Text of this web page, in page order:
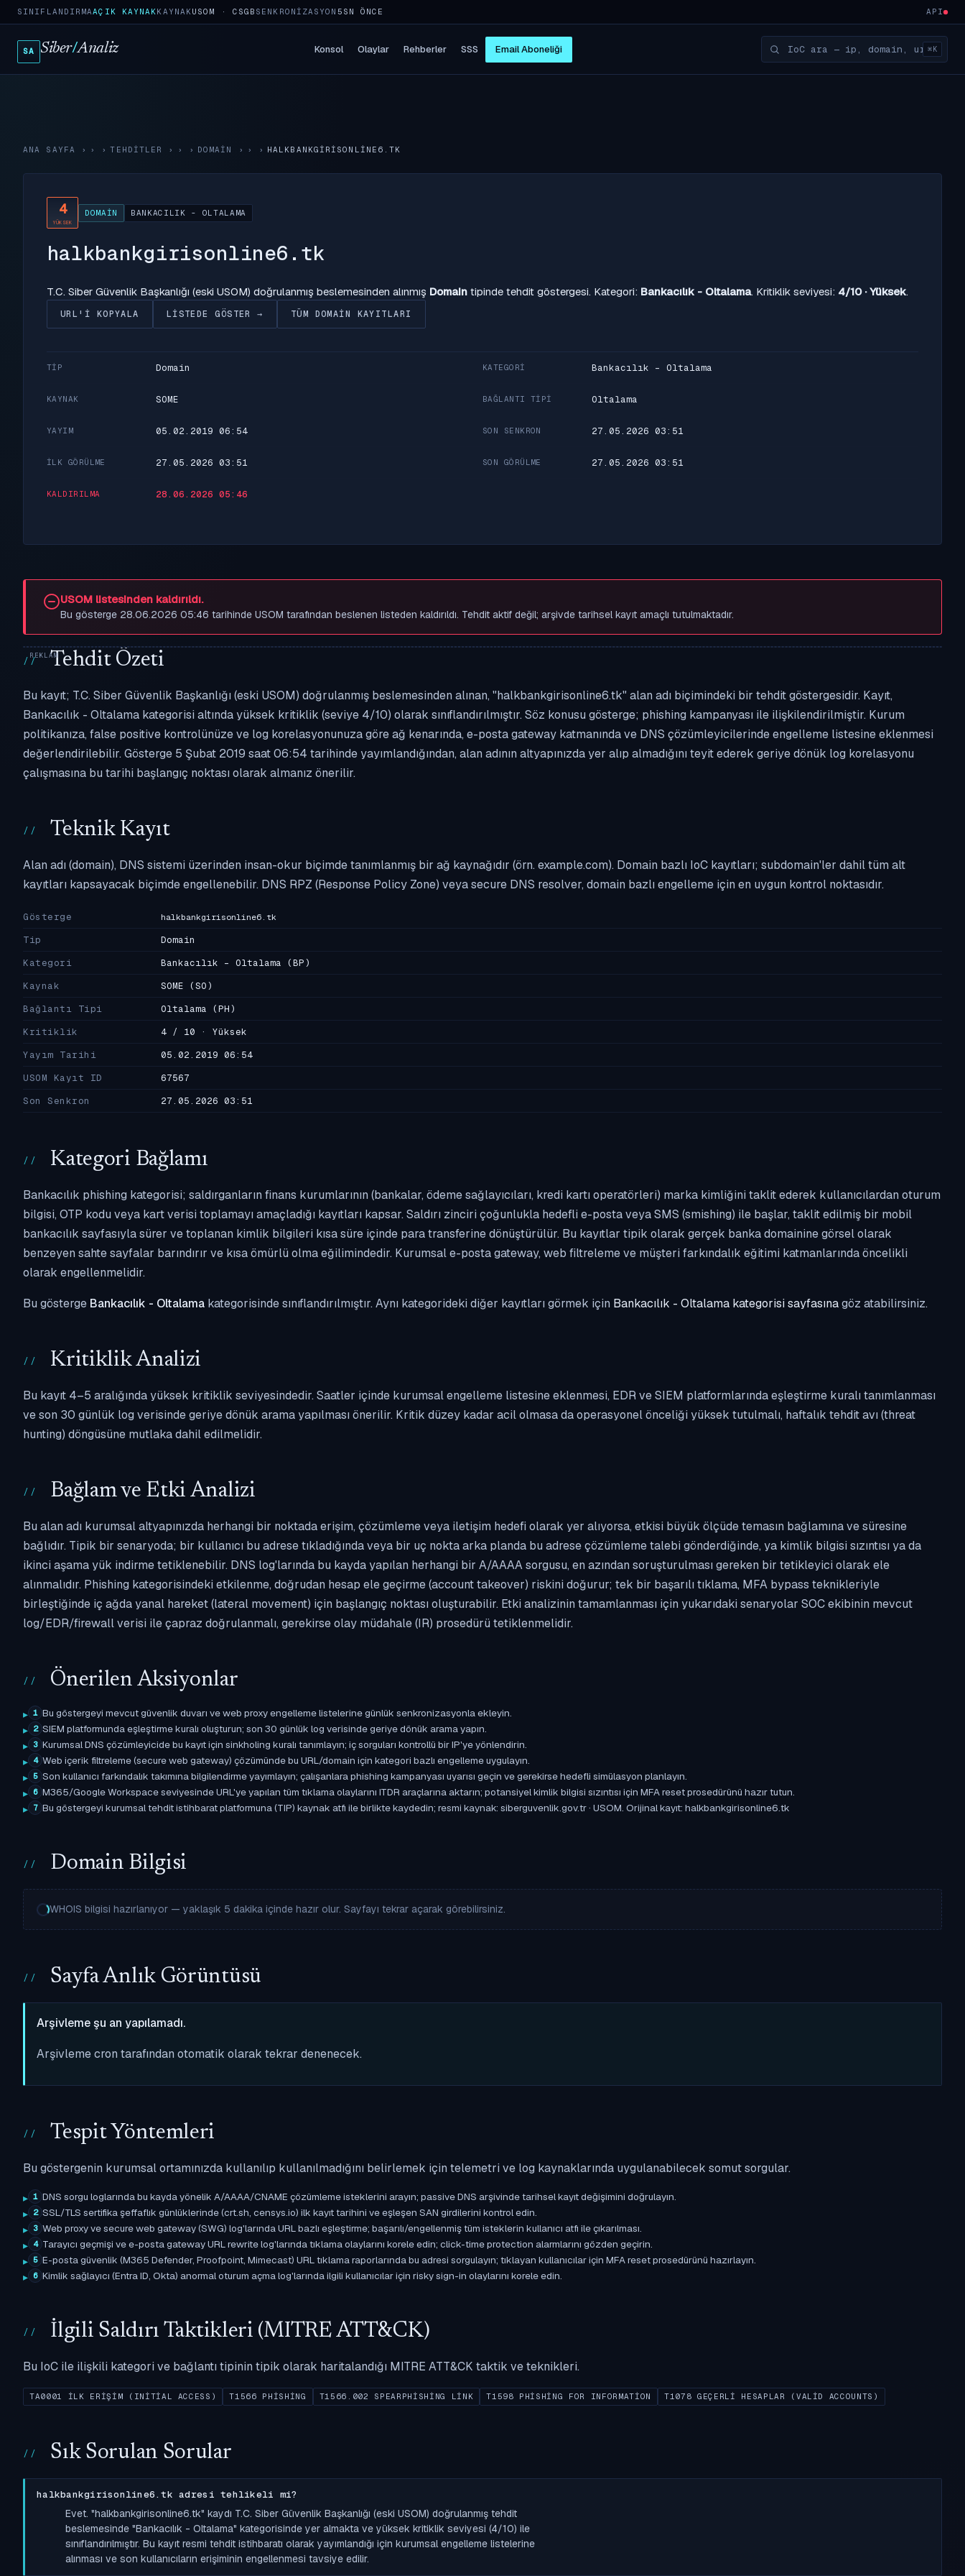
SINIFLANDIRMAAÇIK KAYNAKKAYNAKUSOM · CSGB SENKRONIZASYON 5SN ÖNCE API
SA Siber/Analiz Konsol Olaylar Rehberler SSS Email Aboneliği ⌘K
ANA SAYFA › TEHDITLER › DOMAIN › HALKBANKGIRISONLINE6.TK
4
YÜKSEK
DOMAIN BANKACILIK - OLTALAMA
halkbankgirisonline6.tk
T.C. Siber Güvenlik Başkanlığı (eski USOM) doğrulanmış beslemesinden alınmış Domain tipinde tehdit göstergesi. Kategori: Bankacılık - Oltalama. Kritiklik seviyesi: 4/10 · Yüksek.
URL'I KOPYALA LISTEDE GÖSTER → TÜM DOMAIN KAYITLARI
TIP Domain KATEGORI Bankacılık - Oltalama
KAYNAK SOME BAĞLANTI TIPI Oltalama
YAYIM 05.02.2019 06:54 SON SENKRON 27.05.2026 03:51
İLK GÖRÜLME 27.05.2026 03:51 SON GÖRÜLME 27.05.2026 03:51
KALDIRILMA 28.06.2026 05:46
USOM listesinden kaldırıldı.
Bu gösterge 28.06.2026 05:46 tarihinde USOM tarafından beslenen listeden kaldırıldı. Tehdit aktif değil; arşivde tarihsel kayıt amaçlı tutulmaktadır.
Tehdit Özeti
Bu kayıt; T.C. Siber Güvenlik Başkanlığı (eski USOM) doğrulanmış beslemesinden alınan, "halkbankgirisonline6.tk" alan adı biçimindeki bir tehdit göstergesidir. Kayıt,
Bankacılık - Oltalama kategorisi altında yüksek kritiklik (seviye 4/10) olarak sınıflandırılmıştır. Söz konusu gösterge; phishing kampanyası ile ilişkilendirilmiştir. Kurum
politikanıza, false positive kontrolünüze ve log korelasyonunuza göre ağ kenarında, e-posta gateway katmanında ve DNS çözümleyicilerinde engelleme listesine eklenmesi
değerlendirilebilir. Gösterge 5 Şubat 2019 saat 06:54 tarihinde yayımlandığından, alan adının altyapınızda yer alıp almadığını teyit ederek geriye dönük log korelasyonu
çalışmasına bu tarihi başlangıç noktası olarak almanız önerilir.
Teknik Kayıt
Alan adı (domain), DNS sistemi üzerinden insan-okur biçimde tanımlanmış bir ağ kaynağıdır (örn. example.com). Domain bazlı IoC kayıtları; subdomain'ler dahil tüm alt
kayıtları kapsayacak biçimde engellenebilir. DNS RPZ (Response Policy Zone) veya secure DNS resolver, domain bazlı engelleme için en uygun kontrol noktasıdır.
Gösterge halkbankgirisonline6.tk
Tip
Domain
Kategori
Bankacılık - Oltalama (BP)
Kaynak
SOME (SO)
Bağlantı Tipi
Oltalama (PH)
Kritiklik
4 / 10 · Yüksek
Yayım Tarihi
05.02.2019 06:54
USOM Kayıt ID
67567
Son Senkron
27.05.2026 03:51
Kategori Bağlamı
Bankacılık phishing kategorisi; saldırganların finans kurumlarının (bankalar, ödeme sağlayıcıları, kredi kartı operatörleri) marka kimliğini taklit ederek kullanıcılardan oturum
bilgisi, OTP kodu veya kart verisi toplamayı amaçladığı kayıtları kapsar. Saldırı zinciri çoğunlukla hedefli e-posta veya SMS (smishing) ile başlar, taklit edilmiş bir mobil
bankacılık sayfasıyla sürer ve toplanan kimlik bilgileri kısa süre içinde para transferine dönüştürülür. Bu kayıtlar tipik olarak gerçek banka domainine görsel olarak
benzeyen sahte sayfalar barındırır ve kısa ömürlü olma eğilimindedir. Kurumsal e-posta gateway, web filtreleme ve müşteri farkındalık eğitimi katmanlarında öncelikli
olarak engellenmelidir.
Bu gösterge Bankacılık - Oltalama kategorisinde sınıflandırılmıştır. Aynı kategorideki diğer kayıtları görmek için Bankacılık - Oltalama kategorisi sayfasınagöz atabilirsiniz.
Kritiklik Analizi
Bu kayıt 4–5 aralığında yüksek kritiklik seviyesindedir. Saatler içinde kurumsal engelleme listesine eklenmesi, EDR ve SIEM platformlarında eşleştirme kuralı tanımlanması
ve son 30 günlük log verisinde geriye dönük arama yapılması önerilir. Kritik düzey kadar acil olmasa da operasyonel önceliği yüksek tutulmalı, haftalık tehdit avı (threat
hunting) döngüsüne mutlaka dahil edilmelidir.
Bağlam ve Etki Analizi
Bu alan adı kurumsal altyapınızda herhangi bir noktada erişim, çözümleme veya iletişim hedefi olarak yer alıyorsa, etkisi büyük ölçüde temasın bağlamına ve süresine
bağlıdır. Tipik bir senaryoda; bir kullanıcı bu adrese tıkladığında veya bir uç nokta arka planda bu adrese çözümleme talebi gönderdiğinde, ya kimlik bilgisi sızıntısı ya da
ikinci aşama yük indirme tetiklenebilir. DNS log'larında bu kayda yapılan herhangi bir A/AAAA sorgusu, en azından soruşturulması gereken bir tetikleyici olarak ele
alınmalıdır. Phishing kategorisindeki etkilenme, doğrudan hesap ele geçirme (account takeover) riskini doğurur; tek bir başarılı tıklama, MFA bypass teknikleriyle
birleştiğinde iç ağda yanal hareket (lateral movement) için başlangıç noktası oluşturabilir. Etki analizinin tamamlanması için yukarıdaki senaryolar SOC ekibinin mevcut
log/EDR/firewall verisi ile çapraz doğrulanmalı, gerekirse olay müdahale (IR) prosedürü tetiklenmelidir.
Önerilen Aksiyonlar
1 Bu göstergeyi mevcut güvenlik duvarı ve web proxy engelleme listelerine günlük senkronizasyonla ekleyin.
2 SIEM platformunda eşleştirme kuralı oluşturun; son 30 günlük log verisinde geriye dönük arama yapın.
3 Kurumsal DNS çözümleyicide bu kayıt için sinkholing kuralı tanımlayın; iç sorguları kontrollü bir IP'ye yönlendirin.
4 Web içerik filtreleme (secure web gateway) çözümünde bu URL/domain için kategori bazlı engelleme uygulayın.
5 Son kullanıcı farkındalık takımına bilgilendirme yayımlayın; çalışanlara phishing kampanyası uyarısı geçin ve gerekirse hedefli simülasyon planlayın.
6 M365/Google Workspace seviyesinde URL'ye yapılan tüm tıklama olaylarını ITDR araçlarına aktarın; potansiyel kimlik bilgisi sızıntısı için MFA reset prosedürünü hazır tutun.
7 Bu göstergeyi kurumsal tehdit istihbarat platformuna (TIP) kaynak atfı ile birlikte kaydedin; resmi kaynak: siberguvenlik.gov.tr · USOM. Orijinal kayıt: halkbankgirisonline6.tk
Domain Bilgisi
WHOIS bilgisi hazırlanıyor — yaklaşık 5 dakika içinde hazır olur. Sayfayı tekrar açarak görebilirsiniz.
Sayfa Anlık Görüntüsü
Arşivleme şu an yapılamadı.
Arşivleme cron tarafından otomatik olarak tekrar denenecek.
Tespit Yöntemleri
Bu göstergenin kurumsal ortamınızda kullanılıp kullanılmadığını belirlemek için telemetri ve log kaynaklarında uygulanabilecek somut sorgular.
1 DNS sorgu loglarında bu kayda yönelik A/AAAA/CNAME çözümleme isteklerini arayın; passive DNS arşivinde tarihsel kayıt değişimini doğrulayın.
2 SSL/TLS sertifika şeffaflık günlüklerinde (crt.sh, censys.io) ilk kayıt tarihini ve eşleşen SAN girdilerini kontrol edin.
3 Web proxy ve secure web gateway (SWG) log'larında URL bazlı eşleştirme; başarılı/engellenmiş tüm isteklerin kullanıcı atfı ile çıkarılması.
4 Tarayıcı geçmişi ve e-posta gateway URL rewrite log'larında tıklama olaylarını korele edin; click-time protection alarmlarını gözden geçirin.
5 E-posta güvenlik (M365 Defender, Proofpoint, Mimecast) URL tıklama raporlarında bu adresi sorgulayın; tıklayan kullanıcılar için MFA reset prosedürünü hazırlayın.
6 Kimlik sağlayıcı (Entra ID, Okta) anormal oturum açma log'larında ilgili kullanıcılar için risky sign-in olaylarını korele edin.
İlgili Saldırı Taktikleri (MITRE ATT&CK)
Bu IoC ile ilişkili kategori ve bağlantı tipinin tipik olarak haritalandığı MITRE ATT&CK taktik ve teknikleri.
TA0001 İLK ERIŞIM (INITIAL ACCESS) T1566 PHISHING T1566.002 SPEARPHISHING LINK T1598 PHISHING FOR INFORMATION T1078 GEÇERLI HESAPLAR (VALID ACCOUNTS)
Sık Sorulan Sorular
halkbankgirisonline6.tk adresi tehlikeli mi?
Evet. "halkbankgirisonline6.tk" kaydı T.C. Siber Güvenlik Başkanlığı (eski USOM) doğrulanmış tehdit
beslemesinde "Bankacılık - Oltalama" kategorisinde yer almakta ve yüksek kritiklik seviyesi (4/10) ile
sınıflandırılmıştır. Bu kayıt resmi tehdit istihbaratı olarak yayımlandığı için kurumsal engelleme listelerine
alınması ve son kullanıcıların erişiminin engellenmesi tavsiye edilir.